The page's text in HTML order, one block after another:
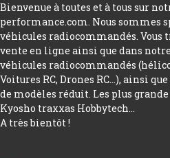
Bienvenue à toutes et à tous sur
performance.com. Nous sommes
véhicules radiocommandés. Vous
vente en ligne ainsi que dans
véhicules radiocommandés
Voitures RC, Drones RC…), ainsi
de modèles réduit. Les plus
Kyosho traxxas Hobbytech...
A très bientôt !